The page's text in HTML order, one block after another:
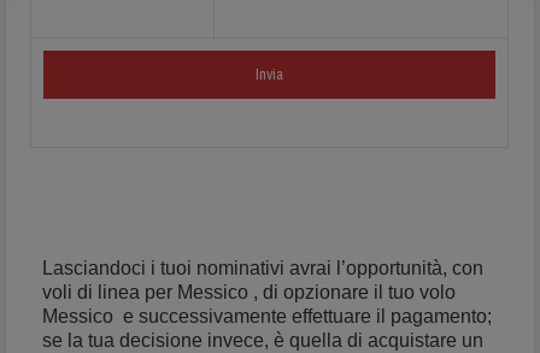
Lasciandoci i tuoi nominativi avrai l’opportunità, con
voli di linea per Messico , di opzionare il tuo volo
Messico e successivamente effettuare il pagamento;
se la tua decisione invece, è quella di acquistare un